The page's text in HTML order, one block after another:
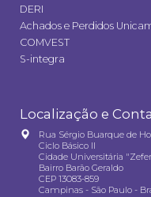
DERI
Achados e Perdidos
COMVEST
S-integra
Localização e
Rua Sérgio Buarque de
Ciclo Básico II
Cidade Universitária
Bairro Barão Geraldo
CEP 13083-859
Campinas - São Paulo -